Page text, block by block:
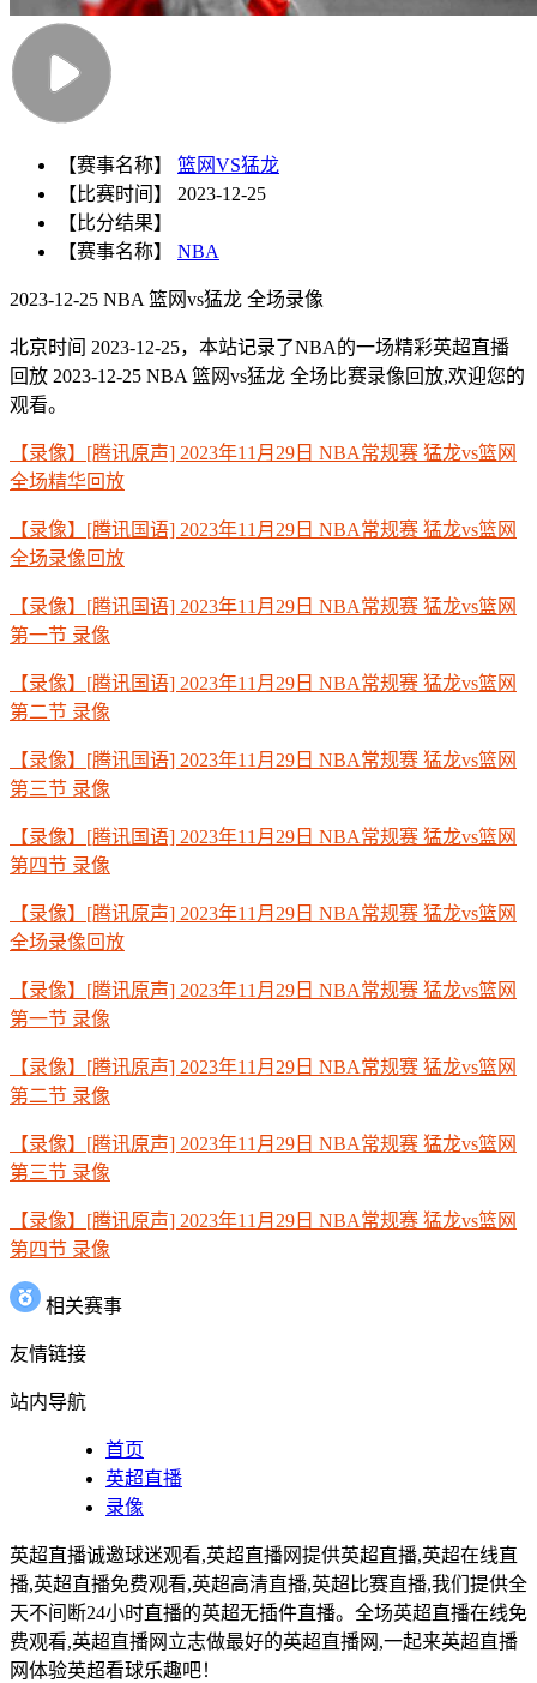
【赛事名称】
篮网VS猛龙
【比赛时间】
2023-12-25
【比分结果】
【赛事名称】
NBA
2023-12-25 NBA 篮网vs猛龙 全场录像
北京时间 2023-12-25，本站记录了NBA的一场精彩英超直播
回放 2023-12-25 NBA 篮网vs猛龙 全场比赛录像回放,欢迎您的
观看。
【录像】[腾讯原声] 2023年11月29日 NBA常规赛 猛龙vs篮网
全场精华回放
【录像】[腾讯国语] 2023年11月29日 NBA常规赛 猛龙vs篮网
全场录像回放
【录像】[腾讯国语] 2023年11月29日 NBA常规赛 猛龙vs篮网
第一节 录像
【录像】[腾讯国语] 2023年11月29日 NBA常规赛 猛龙vs篮网
第二节 录像
【录像】[腾讯国语] 2023年11月29日 NBA常规赛 猛龙vs篮网
第三节 录像
【录像】[腾讯国语] 2023年11月29日 NBA常规赛 猛龙vs篮网
第四节 录像
【录像】[腾讯原声] 2023年11月29日 NBA常规赛 猛龙vs篮网
全场录像回放
【录像】[腾讯原声] 2023年11月29日 NBA常规赛 猛龙vs篮网
第一节 录像
【录像】[腾讯原声] 2023年11月29日 NBA常规赛 猛龙vs篮网
第二节 录像
【录像】[腾讯原声] 2023年11月29日 NBA常规赛 猛龙vs篮网
第三节 录像
【录像】[腾讯原声] 2023年11月29日 NBA常规赛 猛龙vs篮网
第四节 录像
相关赛事
友情链接
站内导航
首页
英超直播
录像
英超直播诚邀球迷观看,英超直播网提供英超直播,英超在线直
播,英超直播免费观看,英超高清直播,英超比赛直播,我们提供全
天不间断24小时直播的英超无插件直播。全场英超直播在线免
费观看,英超直播网立志做最好的英超直播网,一起来英超直播
网体验英超看球乐趣吧！